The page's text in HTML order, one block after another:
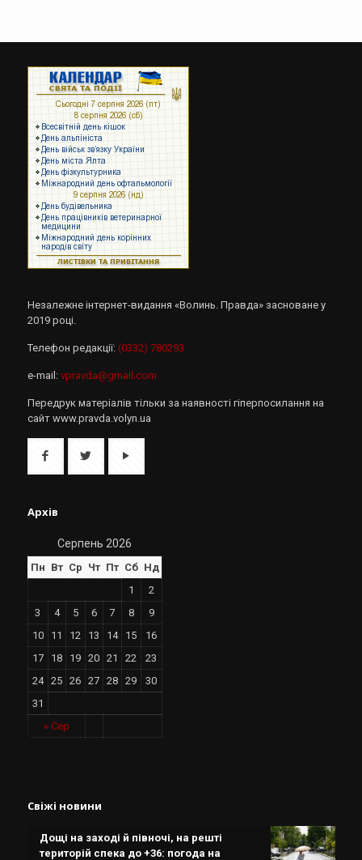
Незалежне інтернет-видання «Волинь. Правда» засноване у
2019 році.
Телефон редакції: (0332) 780293
e-mail: vpravda@gmail.com
Передрук матеріалів тільки за наявності гіперпосилання на
сайт www.pravda.volyn.ua
Архів
Серпень 2026
Пн Вт Ср Чт Пт Сб Нд
« Сер
1
2
3
4 5 6 7 8
9
10
11 12 13 14 15
16
17
18 19 20 21 22
23
24
25 26 27 28 29
30
31
Свіжі новини
Дощі на заході й півночі, на решті
територій спека до +36: погода на